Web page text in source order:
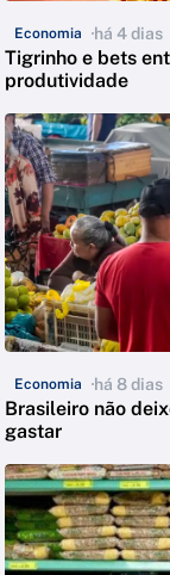
Economia há 4 dias
Tigrinho e bets
produtividade
Economia há 8 dias
Brasileiro não
gastar